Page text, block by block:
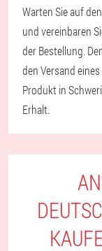
Warten Sie auf
und vereinbaren
der Bestellung.
den Versand
Produkt in
Erhalt.